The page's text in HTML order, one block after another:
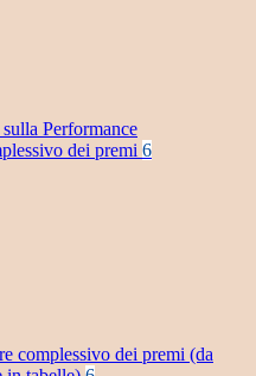
Performance
dei premi 6
complessivo dei premi (da